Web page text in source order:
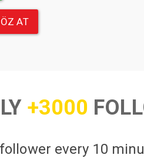
AT
+3000
every 10